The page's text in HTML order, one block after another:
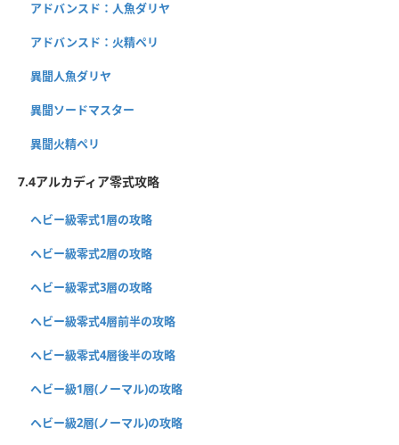
アドバンスド：人魚ダリヤ
アドバンスド：火精ペリ
異聞人魚ダリヤ
異聞ソードマスター
異聞火精ペリ
7.4アルカディア零式攻略
ヘビー級零式1層の攻略
ヘビー級零式2層の攻略
ヘビー級零式3層の攻略
ヘビー級零式4層前半の攻略
ヘビー級零式4層後半の攻略
ヘビー級1層(ノーマル)の攻略
ヘビー級2層(ノーマル)の攻略